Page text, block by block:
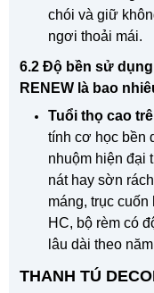
chói và giữ
ngơi thoải mái.
6.2 Độ bền sử
RENEW là bao
Tuổi thọ cao
tính cơ học bền
nhuộm hiện đại
nát hay sờn
máng, trục
HC, bộ rèm có
lâu dài theo
THANH TÚ